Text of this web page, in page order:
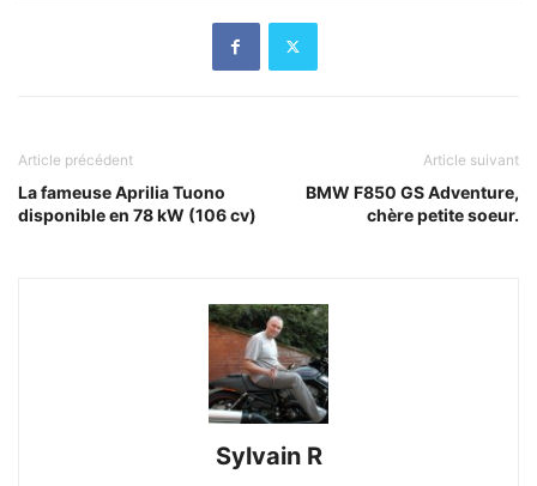
Article précédent
La fameuse Aprilia Tuono
disponible en 78 kW (106 cv)
Article suivant
BMW F850 GS Adventure,
chère petite soeur.
Sylvain R